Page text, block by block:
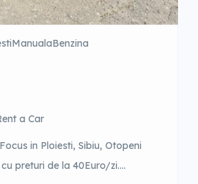
ManualaBenzina
a Car
in Ploiesti, Sibiu, Otopeni
preturi de la 40Euro/zi.